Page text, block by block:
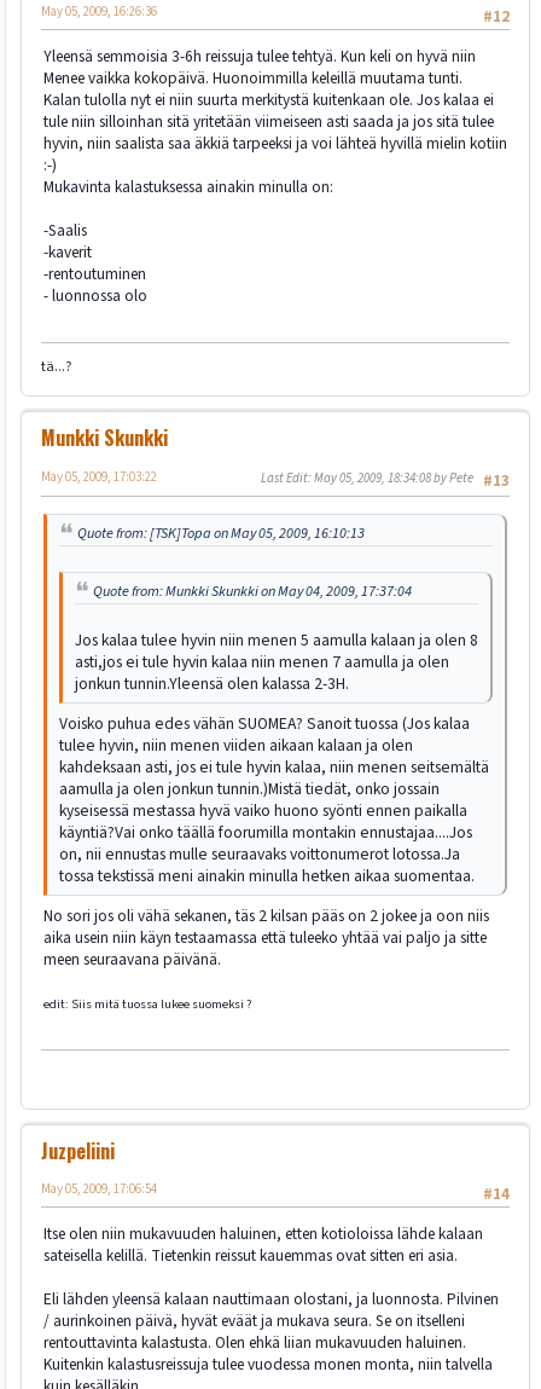
#12
May 05, 2009, 16:26:36
Yleensä semmoisia 3-6h reissuja tulee tehtyä. Kun keli on hyvä niin
Menee vaikka kokopäivä. Huonoimmilla keleillä muutama tunti.
Kalan tulolla nyt ei niin suurta merkitystä kuitenkaan ole. Jos kalaa ei
tule niin silloinhan sitä yritetään viimeiseen asti saada ja jos sitä tulee
hyvin, niin saalista saa äkkiä tarpeeksi ja voi lähteä hyvillä mielin kotiin
:-)
Mukavinta kalastuksessa ainakin minulla on:
-Saalis
-kaverit
-rentoutuminen
- luonnossa olo
tä...?
Munkki Skunkki
#13
May 05, 2009, 17:03:22 Last Edit: May 05, 2009, 18:34:08 by Pete
Quote from: [TSK]Topa on May 05, 2009, 16:10:13
Quote from: Munkki Skunkki on May 04, 2009, 17:37:04
Jos kalaa tulee hyvin niin menen 5 aamulla kalaan ja olen 8
asti,jos ei tule hyvin kalaa niin menen 7 aamulla ja olen
jonkun tunnin.Yleensä olen kalassa 2-3H.
Voisko puhua edes vähän SUOMEA? Sanoit tuossa (Jos kalaa
tulee hyvin, niin menen viiden aikaan kalaan ja olen
kahdeksaan asti, jos ei tule hyvin kalaa, niin menen seitsemältä
aamulla ja olen jonkun tunnin.)Mistä tiedät, onko jossain
kyseisessä mestassa hyvä vaiko huono syönti ennen paikalla
käyntiä?Vai onko täällä foorumilla montakin ennustajaa....Jos
on, nii ennustas mulle seuraavaks voittonumerot lotossa.Ja
tossa tekstissä meni ainakin minulla hetken aikaa suomentaa.
No sori jos oli vähä sekanen, täs 2 kilsan pääs on 2 jokee ja oon niis
aika usein niin käyn testaamassa että tuleeko yhtää vai paljo ja sitte
meen seuraavana päivänä.
edit: Siis mitä tuossa lukee suomeksi ?
Juzpeliini
#14
May 05, 2009, 17:06:54
Itse olen niin mukavuuden haluinen, etten kotioloissa lähde kalaan
sateisella kelillä. Tietenkin reissut kauemmas ovat sitten eri asia.
Eli lähden yleensä kalaan nauttimaan olostani, ja luonnosta. Pilvinen
/ aurinkoinen päivä, hyvät eväät ja mukava seura. Se on itselleni
rentouttavinta kalastusta. Olen ehkä liian mukavuuden haluinen.
Kuitenkin kalastusreissuja tulee vuodessa monen monta, niin talvella